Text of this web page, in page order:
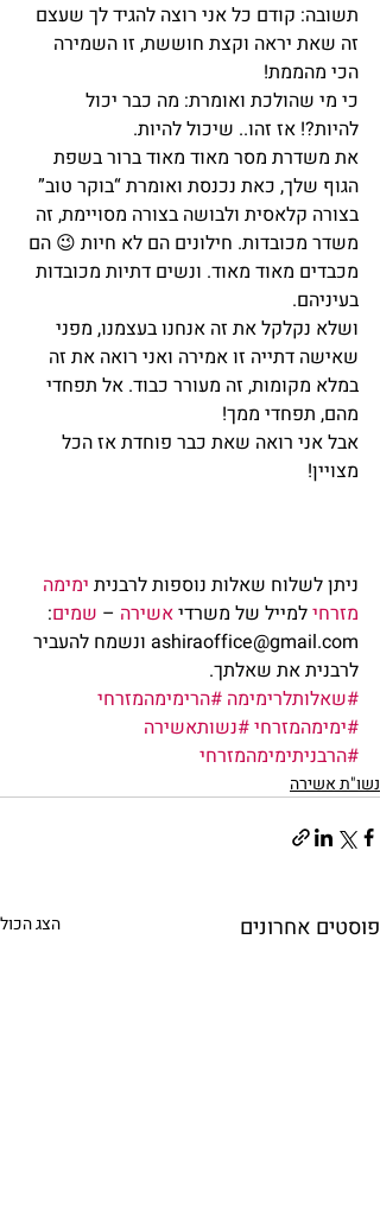
תשובה: קודם כל אני רוצה להגיד לך שעצם
זה שאת יראה וקצת חוששת, זו השמירה
הכי מהממת!
כי מי שהולכת ואומרת: מה כבר יכול
להיות?! אז זהו.. שיכול להיות.
את משדרת מסר מאוד מאוד ברור בשפת
הגוף שלך, כאת נכנסת ואומרת “בוקר טוב”
בצורה קלאסית ולבושה בצורה מסויימת, זה
משדר מכובדות. חילונים הם לא חיות 😉 הם
מכבדים מאוד מאוד. ונשים דתיות מכובדות
בעיניהם.
ושלא נקלקל את זה אנחנו בעצמנו, מפני
שאישה דתייה זו אמירה ואני רואה את זה
במלא מקומות, זה מעורר כבוד. אל תפחדי
מהם, תפחדי ממך!
אבל אני רואה שאת כבר פוחדת אז הכל
מצויין!
ניתן לשלוח שאלות נוספות לרבנית ימימה
מזרחי למייל של משרדי אשירה – שמים:
ashiraoffice@gmail.com ונשמח להעביר
לרבנית את שאלתך.
#שאלותלרימימה #הרימימהמזרחי
#ימימהמזרחי#נשותאשירה
#הרבניתימימהמזרחי
נשו"ת אשירה
פוסטים אחרונים הצג הכול